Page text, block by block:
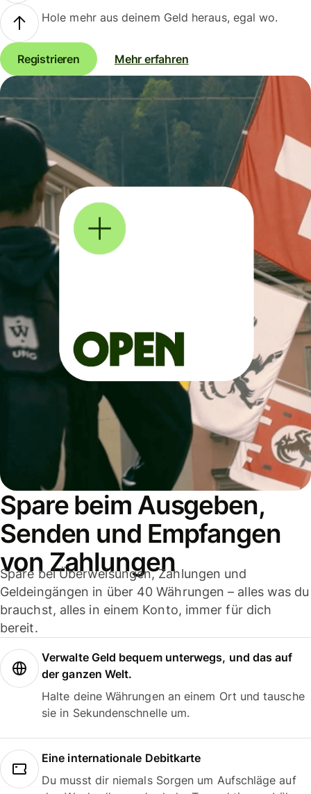
Hole mehr aus deinem Geld heraus, egal wo.
Registrieren Mehr erfahren
Spare beim Ausgeben,
Senden und Empfangen
von Zahlungen
Spare bei Überweisungen, Zahlungen und
Geldeingängen in über 40 Währungen – alles was du
brauchst, alles in einem Konto, immer für dich
bereit.
Verwalte Geld bequem unterwegs, und das auf
der ganzen Welt.
Halte deine Währungen an einem Ort und tausche
sie in Sekundenschnelle um.
Eine internationale Debitkarte
Du musst dir niemals Sorgen um Aufschläge auf